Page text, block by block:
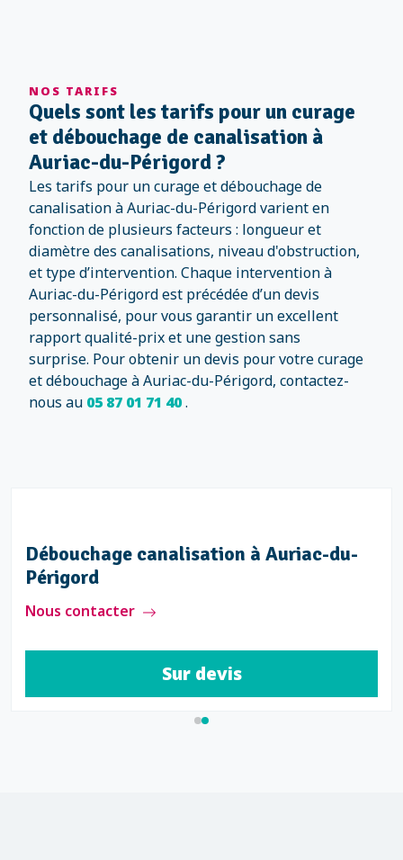
NOS TARIFS
Quels sont les tarifs pour un curage
et débouchage de canalisation à
Auriac-du-Périgord ?
Les tarifs pour un curage et débouchage de
canalisation à Auriac-du-Périgord varient en
fonction de plusieurs facteurs : longueur et
diamètre des canalisations, niveau d'obstruction,
et type d’intervention. Chaque intervention à
Auriac-du-Périgord est précédée d’un devis
personnalisé, pour vous garantir un excellent
rapport qualité-prix et une gestion sans
surprise. Pour obtenir un devis pour votre curage
et débouchage à Auriac-du-Périgord, contactez-
nous au 05 87 01 71 40.
Débouchage canalisation à Auriac-du-
Périgord
Nous contacter
Sur devis